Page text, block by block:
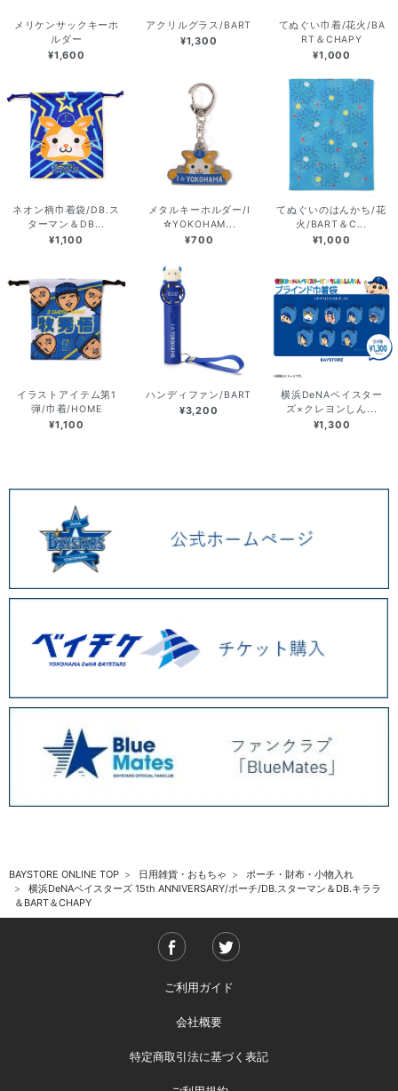
メリケンサックキーホ
ルダー
¥1,600
アクリルグラス/BART
¥1,300
てぬぐい巾着/花火/BA
RT＆CHAPY
¥1,000
ネオン柄巾着袋/DB.ス
ターマン＆DB...
¥1,100
メタルキーホルダー/I
☆YOKOHAM...
¥700
てぬぐいのはんかち/花
火/BART＆C...
¥1,000
イラストアイテム第1
弾/巾着/HOME
¥1,100
ハンディファン/BART
¥3,200
横浜DeNAベイスター
ズ×クレヨンしん...
¥1,300
BAYSTORE ONLINE TOP 日用雑貨・おもちゃ
ポーチ・財布・小物入れ
横浜DeNAベイスターズ 15th ANNIVERSARY/ポーチ/DB.スターマン＆DB.キララ
＆BART＆CHAPY
ご利用ガイド
会社概要
特定商取引法に基づく表記